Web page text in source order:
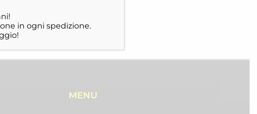
MENU
in ogni spedizione.